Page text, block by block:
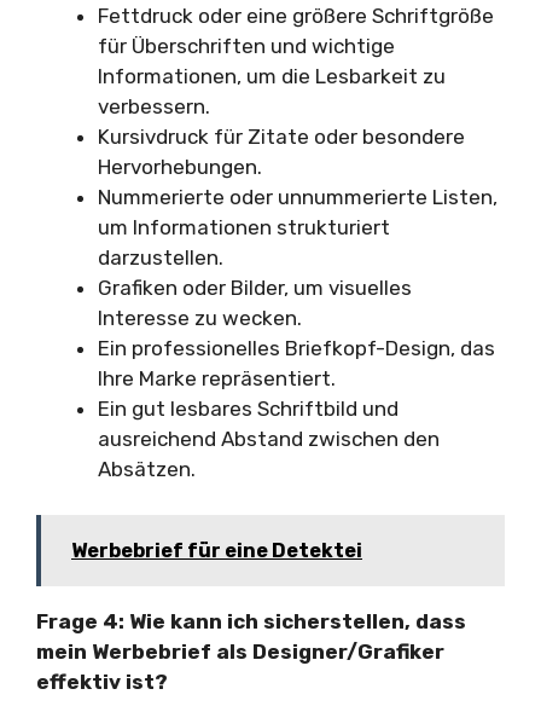
Fettdruck oder eine größere Schriftgröße
für Überschriften und wichtige
Informationen, um die Lesbarkeit zu
verbessern.
Kursivdruck für Zitate oder besondere
Hervorhebungen.
Nummerierte oder unnummerierte Listen,
um Informationen strukturiert
darzustellen.
Grafiken oder Bilder, um visuelles
Interesse zu wecken.
Ein professionelles Briefkopf-Design, das
Ihre Marke repräsentiert.
Ein gut lesbares Schriftbild und
ausreichend Abstand zwischen den
Absätzen.
Werbebrief für eine Detektei
Frage 4: Wie kann ich sicherstellen, dass
mein Werbebrief als Designer/Grafiker
effektiv ist?